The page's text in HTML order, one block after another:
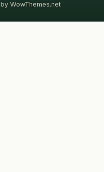
by WowThemes.net